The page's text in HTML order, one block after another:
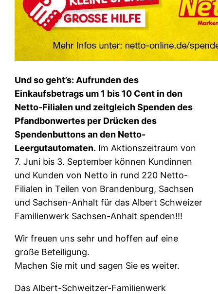
Und so geht’s: Aufrunden des
Einkaufsbetrags um 1 bis 10 Cent in den
Netto-Filialen und zeitgleich Spenden des
Pfandbonwertes per Drücken des
Spendenbuttons an den Netto-
Leergutautomaten. Im Aktionszeitraum von
7. Juni bis 3. September können Kundinnen
und Kunden von Netto in rund 220 Netto-
Filialen in Teilen von Brandenburg, Sachsen
und Sachsen-Anhalt für das Albert Schweizer
Familienwerk Sachsen-Anhalt spenden!!!
Wir freuen uns sehr und hoffen auf eine
große Beteiligung.
Machen Sie mit und sagen Sie es weiter.
Das Albert-Schweitzer-Familienwerk